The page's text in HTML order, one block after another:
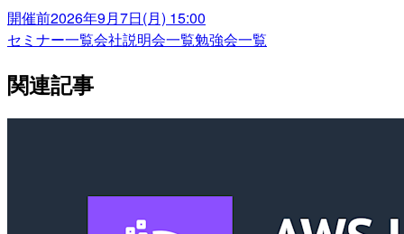
開催前2026年9月7日(月) 15:00
セミナー一覧会社説明会一覧勉強会一覧
関連記事